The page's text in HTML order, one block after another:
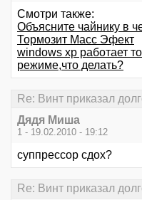
Смотри также:
Объясните чайнику в
Тормозит Масс Эфект
windows xp работает
режиме,что делать?
Re: Винт приказал
Дядя Миша
1 - 19.02.2010 - 19:12
суппрессор сдох?
Re: Винт приказал